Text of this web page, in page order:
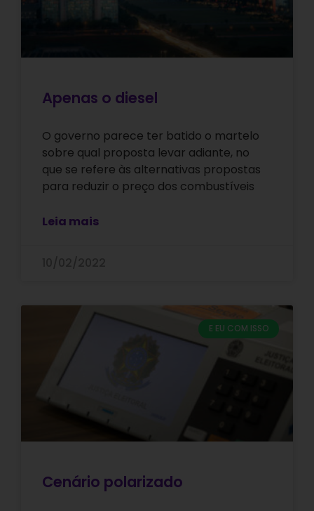
Apenas o diesel
O governo parece ter batido o martelo
sobre qual proposta levar adiante, no
que se refere às alternativas propostas
para reduzir o preço dos combustíveis
Leia mais
E EU COM ISSO
Cenário polarizado